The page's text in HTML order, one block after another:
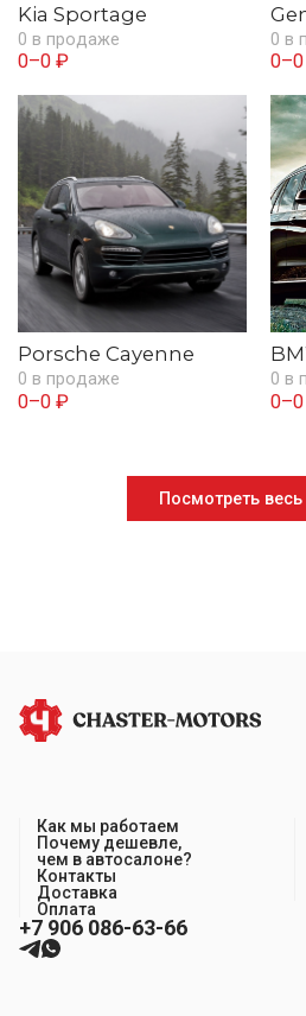
Kia Sportage
0 в продаже
0–0 ₽
0 в
Porsche Cayenne
0 в продаже
0–0 ₽
0 в
Посмотреть весь
Как мы работаем
Почему дешевле,
чем в автосалоне?
Контакты
Доставка
Оплата
+7 906 086-63-66